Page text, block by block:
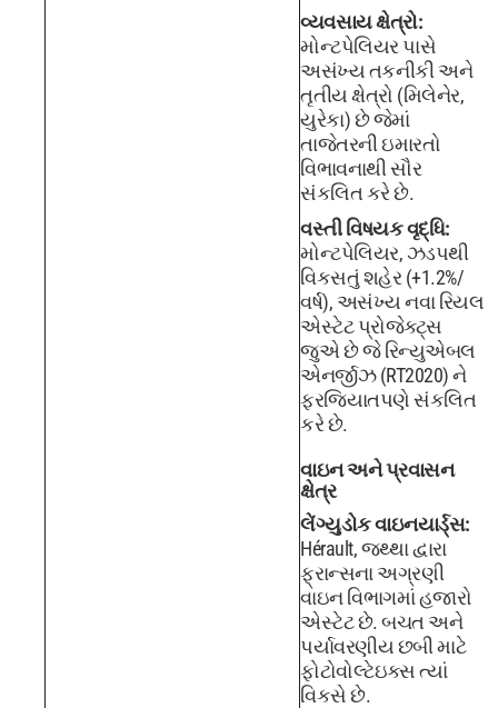
વ્યવસાય ક્ષેત્રો:
મોન્ટપેલિયર પાસે
અસંખ્ય તકનીકી અને
તૃતીય ક્ષેત્રો (મિલેનેર,
યુરેકા) છે જેમાં
તાજેતરની ઇમારતો
વિભાવનાથી સૌર
સંકલિત કરે છે.
વસ્તી વિષયક વૃદ્ધિ:
મોન્ટપેલિયર, ઝડપથી
વિકસતું શહેર (+1.2%/
વર્ષ), અસંખ્ય નવા રિયલ
એસ્ટેટ પ્રોજેક્ટ્સ
જુએ છે જે રિન્યુએબલ
એનર્જીઝ (RT2020) ને
ફરજિયાતપણે સંકલિત
કરે છે.
વાઇન અને પ્રવાસન
ક્ષેત્ર
લેંગ્યુડોક વાઇનયાર્ડ્સ:
Hérault, જથ્થા દ્વારા
ફ્રાન્સના અગ્રણી
વાઇન વિભાગમાં હજારો
એસ્ટેટ છે. બચત અને
પર્યાવરણીય છબી માટે
ફોટોવોલ્ટેઇક્સ ત્યાં
વિકસે છે.